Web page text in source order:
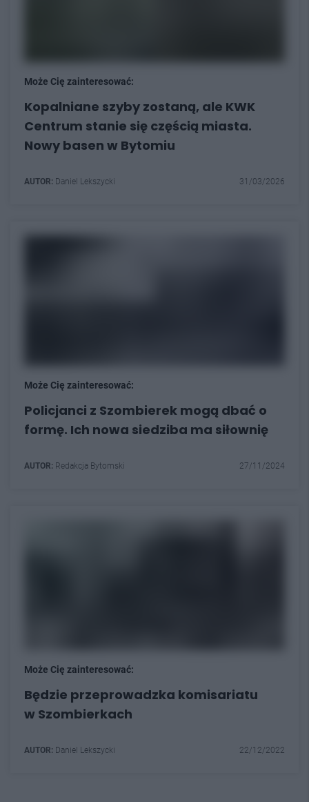
Może Cię zainteresować:
Kopalniane szyby zostaną, ale KWK
Centrum stanie się częścią miasta.
Nowy basen w Bytomiu
AUTOR: Daniel Lekszycki 31/03/2026
Może Cię zainteresować:
Policjanci z Szombierek mogą dbać o
formę. Ich nowa siedziba ma siłownię
AUTOR: Redakcja Bytomski 27/11/2024
Może Cię zainteresować:
Będzie przeprowadzka komisariatu
w Szombierkach
AUTOR: Daniel Lekszycki 22/12/2022